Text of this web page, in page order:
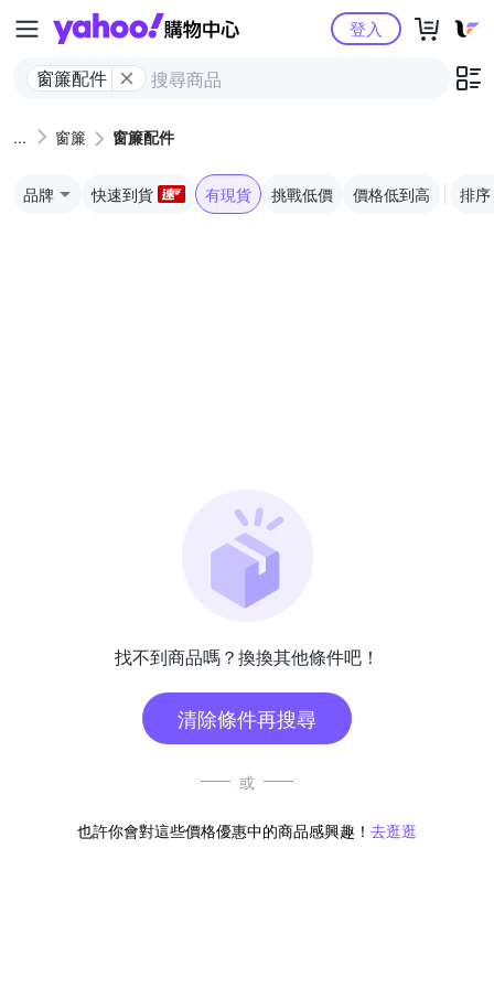
Yahoo購物中心
窗簾配件
登入
窗簾 窗簾配件
品牌 快速到貨 有現貨 挑戰低價 價格低到高 排序
找不到商品嗎？換換其他條件吧！
清除條件再搜尋
或
也許你會對這些價格優惠中的商品感興趣！ 去逛逛